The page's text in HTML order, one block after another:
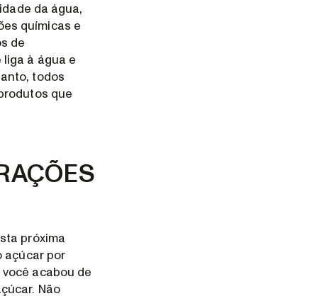
da água,
químicas e
de
à água e
todos
que
próxima
açúcar por
acabou de
Não